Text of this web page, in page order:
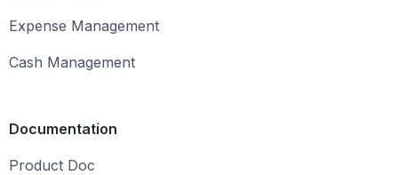
Expense Management
Cash Management
Documentation
Product Doc